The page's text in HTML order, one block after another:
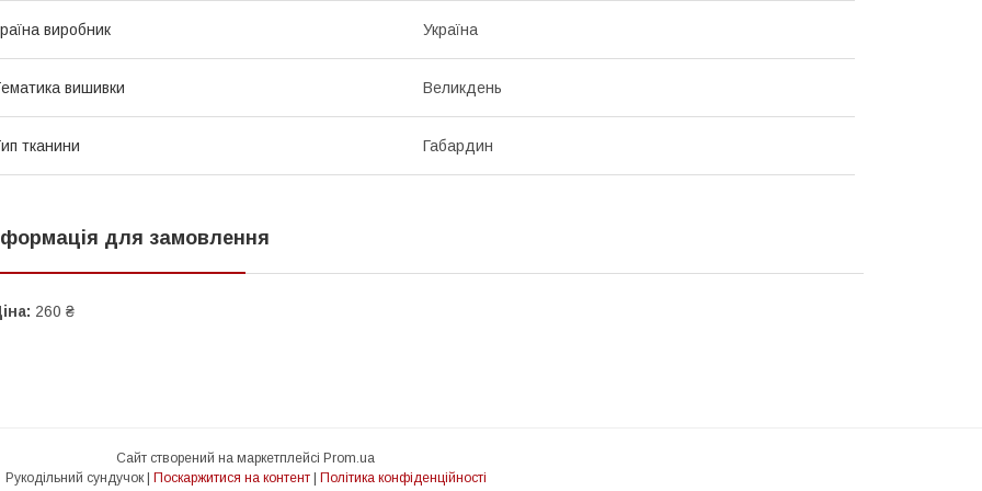
виробник Україна
вишивки Великдень
тканини Габардин
для замовлення
260 ₴
Сайт створений на маркетплейсі Prom.ua
Рукодільний сундучок | Поскаржитися на контент | Політика конфіденційності